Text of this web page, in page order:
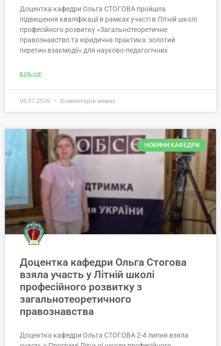
Доцентка кафедри Ольга СТОГОВА пройшла
підвищення кваліфікації в рамках участі в Літній школі
професійного розвитку «Загальнотеоретичне
правознавство та юридична практика: золотий
перетин взаємодії» для науково-педагогічних
БІЛЬШЕ
06.07.2026 Коментарів немає
НОВИНИ КАФЕДРИ
Доцентка кафедри Ольга Стогова
взяла участь у Літній школі
професійного розвитку з
загальнотеоретичного
правознавства
Доцентка кафедри Ольга СТОГОВА 2-4 липня взяла